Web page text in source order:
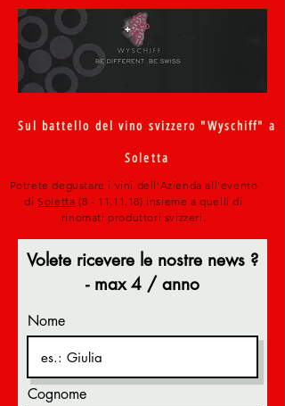
Sul battello del vino svizzero "Wyschiff" a
Soletta
Potrete degustare i vini dell 'Azienda all'evento
di Soletta (8 - 11.11.18) insieme a quelli di
rinomati produttori svizzeri.
Volete ricevere le nostre news ?
- max 4 / anno
Nome
Cognome